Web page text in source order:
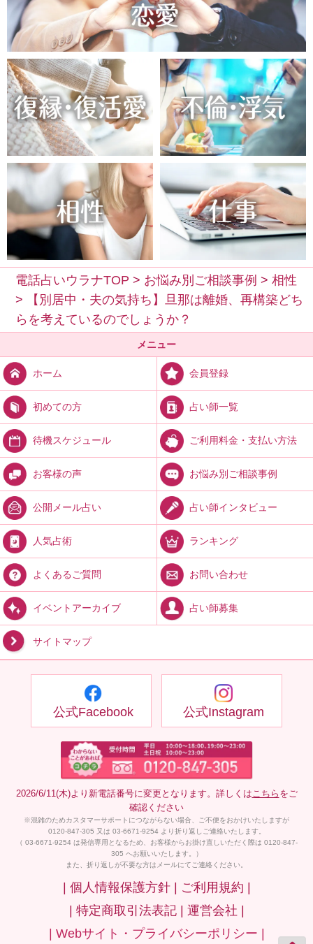
電話占いウラナTOP > お悩み別ご相談事例 >相性
>
【別居中・夫の気持ち】旦那は離婚、再構築どち
らを考えているのでしょうか？
メニュー
ホーム 会員登録
初めての方 占い師一覧
待機スケジュール ご利用料金・支払い方法
お客様の声 お悩み別ご相談事例
公開メール占い 占い師インタビュー
人気占術 ランキング
よくあるご質問 お問い合わせ
イベントアーカイブ 占い師募集
サイトマップ
公式Facebook 公式Instagram
2026/6/11(木)より新電話番号に変更となります。詳しくはこちら をご
確認ください
※混雑のためカスタマーサポートにつながらない場合、ご不便をおかけいたしますが
0120-847-305 又は 03-6671-9254 より折り返しご連絡いたします。
（ 03-6671-9254 は発信専用となるため、お客様からお掛け直しいただく際は 0120-847-
305 へお願いいたします。）
また、折り返しが不要な方はメールにてご連絡ください。
| 個人情報保護方針 |
ご利用規約 |
| 特定商取引法表記 |
運営会社 |
| Webサイト・プライバシーポリシー |